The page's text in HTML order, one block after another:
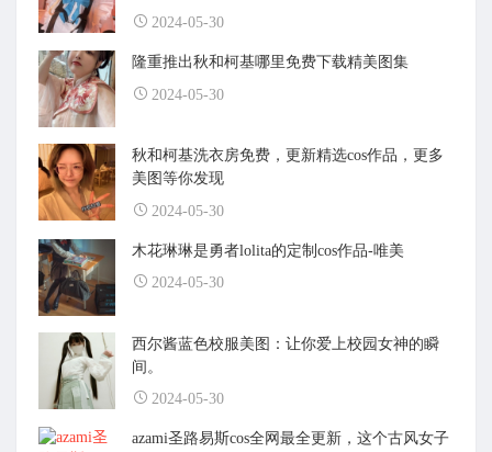
2024-05-30
隆重推出秋和柯基哪里免费下载精美图集
2024-05-30
秋和柯基洗衣房免费，更新精选cos作品，更多
美图等你发现
2024-05-30
木花琳琳是勇者lolita的定制cos作品-唯美
2024-05-30
西尔酱蓝色校服美图：让你爱上校园女神的瞬
间。
2024-05-30
azami圣路易斯cos全网最全更新，这个古风女子